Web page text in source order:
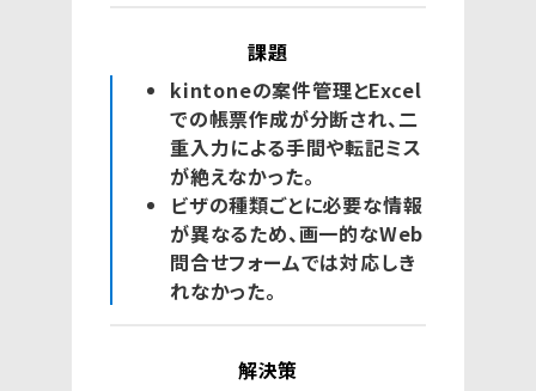
課題
kintoneの案件管理とExcel
での帳票作成が分断され、二
重入力による手間や転記ミス
が絶えなかった。
ビザの種類ごとに必要な情報
が異なるため、画一的なWeb
問合せフォームでは対応しき
れなかった。
解決策